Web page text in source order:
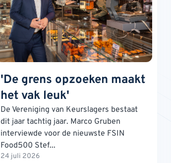
'De grens opzoeken maakt
het vak leuk'
De Vereniging van Keurslagers bestaat
dit jaar tachtig jaar. Marco Gruben
interviewde voor de nieuwste FSIN
Food500 Stef...
24 juli 2026